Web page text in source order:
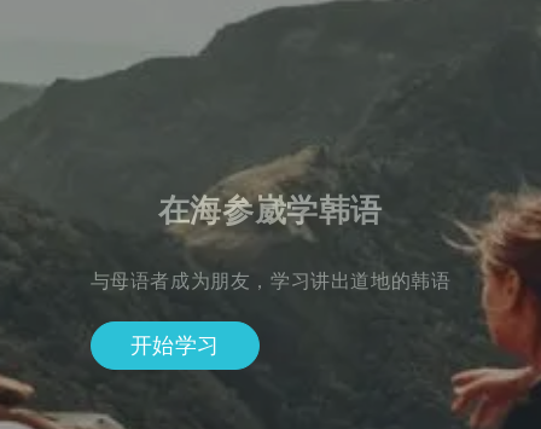
在海参崴学韩语
与母语者成为朋友，学习讲出道地的韩语
开始学习